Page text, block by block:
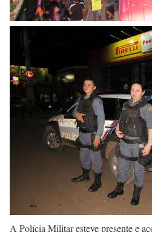
A Polícia Militar esteve presente e